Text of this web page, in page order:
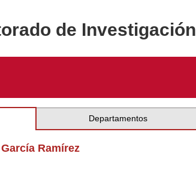
de Investigación
Departamentos
Ramírez